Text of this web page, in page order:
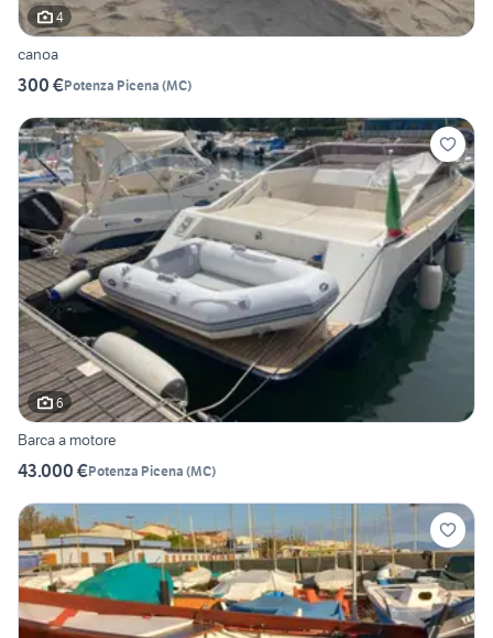
4
canoa
300 €Potenza Picena (MC)
6
Barca a motore
43.000 €Potenza Picena (MC)